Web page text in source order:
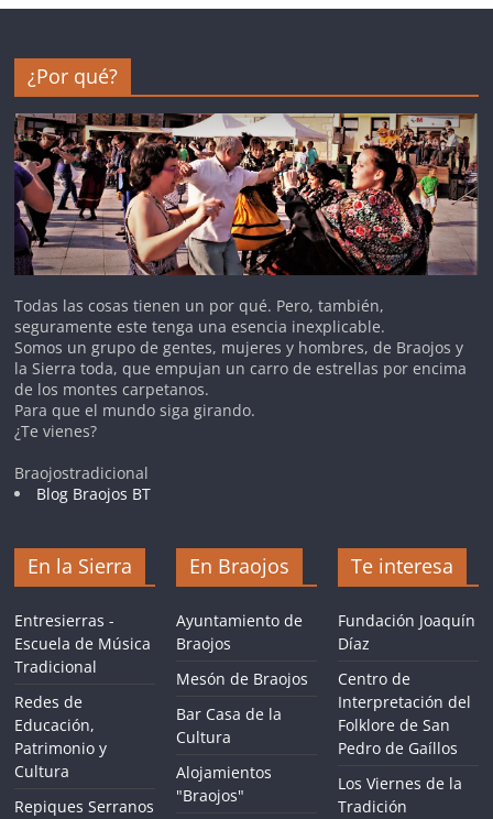
¿Por qué?
Todas las cosas tienen un por qué. Pero, también,
seguramente este tenga una esencia inexplicable.
Somos un grupo de gentes, mujeres y hombres, de Braojos y
la Sierra toda, que empujan un carro de estrellas por encima
de los montes carpetanos.
Para que el mundo siga girando.
¿Te vienes?
Braojostradicional
Blog Braojos BT
En la Sierra
Entresierras -
Escuela de Música
Tradicional
Redes de
Educación,
Patrimonio y
Cultura
Repiques Serranos
En Braojos
Ayuntamiento de
Braojos
Mesón de Braojos
Bar Casa de la
Cultura
Alojamientos
"Braojos"
Te interesa
Fundación Joaquín
Díaz
Centro de
Interpretación del
Folklore de San
Pedro de Gaíllos
Los Viernes de la
Tradición